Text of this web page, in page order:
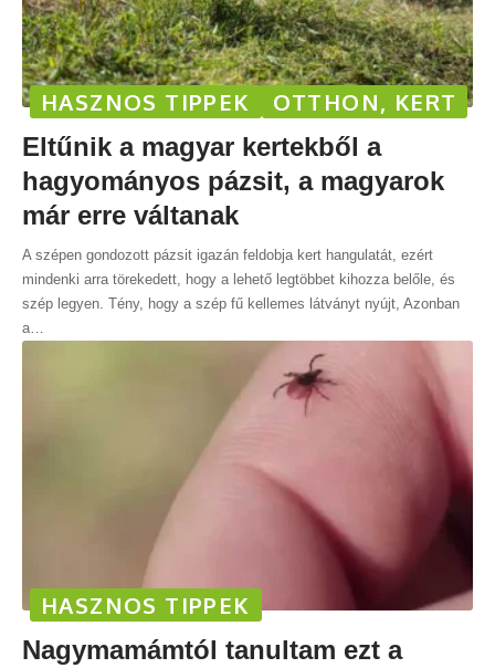
HASZNOS TIPPEK OTTHON, KERT
Eltűnik a magyar kertekből a
hagyományos pázsit, a magyarok
már erre váltanak
A szépen gondozott pázsit igazán feldobja kert hangulatát, ezért
mindenki arra törekedett, hogy a lehető legtöbbet kihozza belőle, és
szép legyen. Tény, hogy a szép fű kellemes látványt nyújt, Azonban
a
HASZNOS TIPPEK
Nagymamámtól tanultam ezt a